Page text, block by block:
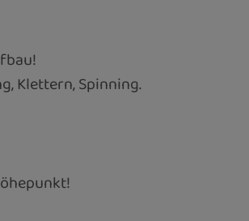
Klettern, Spinning.